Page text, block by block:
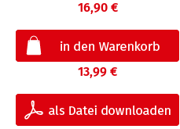
16,90 €
13,99 €